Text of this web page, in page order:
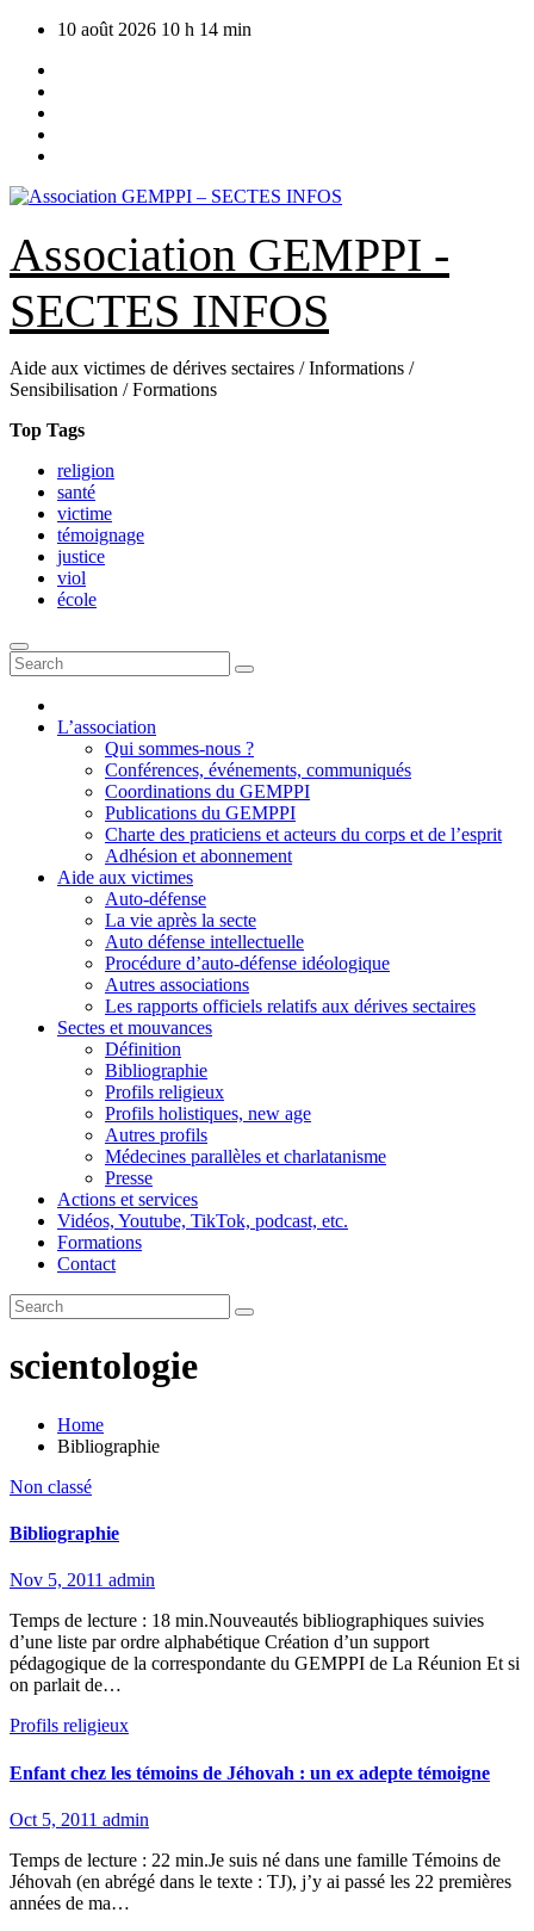
Skip
content
10 août 2026 10 h 14 min
Association GEMPPI -
SECTES INFOS
Aide aux victimes de dérives sectaires / Informations /
Sensibilisation / Formations
Top Tags
religion
santé
victime
témoignage
justice
viol
école
L’association
Qui sommes-nous ?
Conférences, événements, communiqués
Coordinations du GEMPPI
Publications du GEMPPI
Charte des praticiens et acteurs du corps et de l’esprit
Adhésion et abonnement
Aide aux victimes
Auto-défense
La vie après la secte
Auto défense intellectuelle
Procédure d’auto-défense idéologique
Autres associations
Les rapports officiels relatifs aux dérives sectaires
Sectes et mouvances
Définition
Bibliographie
Profils religieux
Profils holistiques, new age
Autres profils
Médecines parallèles et charlatanisme
Presse
Actions et services
Vidéos, Youtube, TikTok, podcast, etc.
Formations
Contact
scientologie
Home
Bibliographie
Non classé
Bibliographie
Nov 5, 2011 admin
Temps de lecture : 18 min.Nouveautés bibliographiques suivies
d’une liste par ordre alphabétique Création d’un support
pédagogique de la correspondante du GEMPPI de La Réunion Et si
on parlait de…
Profils religieux
Enfant chez les témoins de Jéhovah : un ex adepte témoigne
Oct 5, 2011 admin
Temps de lecture : 22 min.Je suis né dans une famille Témoins de
Jéhovah (en abrégé dans le texte : TJ), j’y ai passé les 22 premières
années de ma…